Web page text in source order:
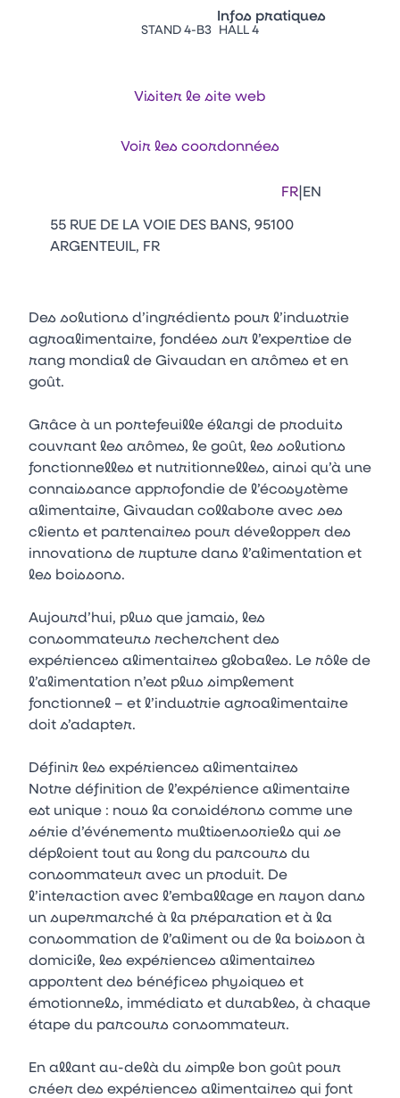
Vitrine Innovations
Emballages
Infos pratiques
Facebook
FR|EN
STAND 4-B3 HALL 4
Visiter le site web
Voir les coordonnées
55 RUE DE LA VOIE DES BANS, 95100
ARGENTEUIL, FR
Des solutions d’ingrédients pour l’industrie
agroalimentaire, fondées sur l’expertise de
rang mondial de Givaudan en arômes et en
goût.
Grâce à un portefeuille élargi de produits
couvrant les arômes, le goût, les solutions
fonctionnelles et nutritionnelles, ainsi qu’à une
connaissance approfondie de l’écosystème
alimentaire, Givaudan collabore avec ses
clients et partenaires pour développer des
innovations de rupture dans l’alimentation et
les boissons.
Aujourd’hui, plus que jamais, les
consommateurs recherchent des
expériences alimentaires globales. Le rôle de
l’alimentation n’est plus simplement
fonctionnel – et l’industrie agroalimentaire
doit s’adapter.
Définir les expériences alimentaires
Notre définition de l’expérience alimentaire
est unique : nous la considérons comme une
série d’événements multisensoriels qui se
déploient tout au long du parcours du
consommateur avec un produit. De
l’interaction avec l’emballage en rayon dans
un supermarché à la préparation et à la
consommation de l’aliment ou de la boisson à
domicile, les expériences alimentaires
apportent des bénéfices physiques et
émotionnels, immédiats et durables, à chaque
étape du parcours consommateur.
En allant au-delà du simple bon goût pour
créer des expériences alimentaires qui font